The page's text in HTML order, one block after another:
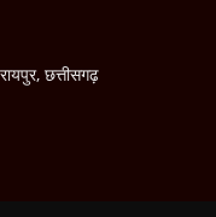
छत्तीसगढ़